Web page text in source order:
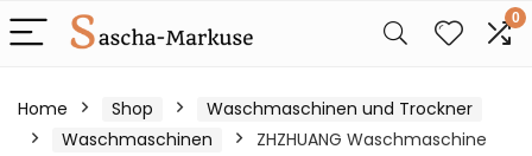
0
Home Shop
Waschmaschinen und Trockner
Waschmaschinen
ZHZHUANG Waschmaschine